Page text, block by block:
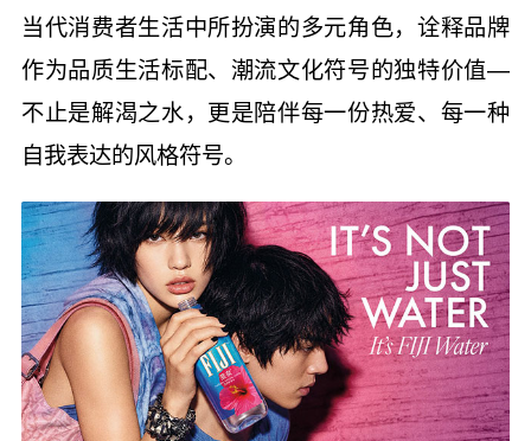
当代消费者生活中所扮演的多元角色，诠释品牌
作为品质生活标配、潮流文化符号的独特价值—
不止是解渴之水，更是陪伴每一份热爱、每一种
自我表达的风格符号。